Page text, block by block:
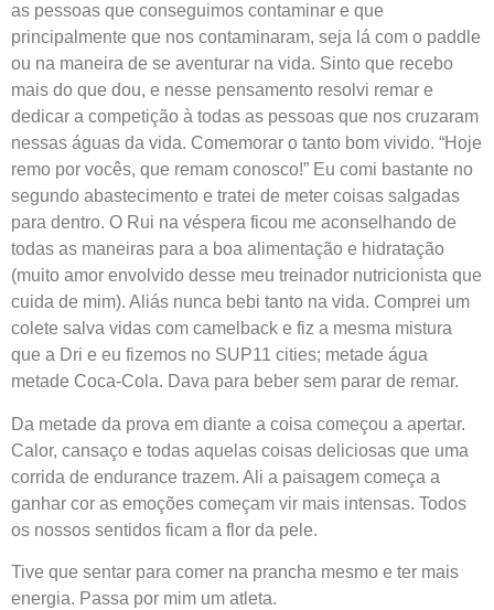
as pessoas que conseguimos contaminar e que
principalmente que nos contaminaram, seja lá com o paddle
ou na maneira de se aventurar na vida. Sinto que recebo
mais do que dou, e nesse pensamento resolvi remar e
dedicar a competição à todas as pessoas que nos cruzaram
nessas águas da vida. Comemorar o tanto bom vivido. “Hoje
remo por vocês, que remam conosco!” Eu comi bastante no
segundo abastecimento e tratei de meter coisas salgadas
para dentro. O Rui na véspera ficou me aconselhando de
todas as maneiras para a boa alimentação e hidratação
(muito amor envolvido desse meu treinador nutricionista que
cuida de mim). Aliás nunca bebi tanto na vida. Comprei um
colete salva vidas com camelback e fiz a mesma mistura
que a Dri e eu fizemos no SUP11 cities; metade água
metade Coca-Cola. Dava para beber sem parar de remar.
Da metade da prova em diante a coisa começou a apertar.
Calor, cansaço e todas aquelas coisas deliciosas que uma
corrida de endurance trazem. Ali a paisagem começa a
ganhar cor as emoções começam vir mais intensas. Todos
os nossos sentidos ficam a flor da pele.
Tive que sentar para comer na prancha mesmo e ter mais
energia. Passa por mim um atleta.